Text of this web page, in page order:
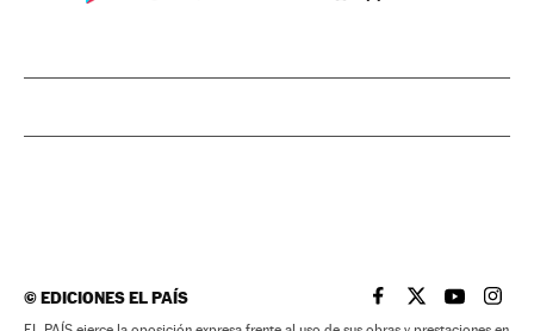
©EDICIONES EL PAÍS EL PAÍS BRASIL EN
EL PAÍSEL PAÍS
EL